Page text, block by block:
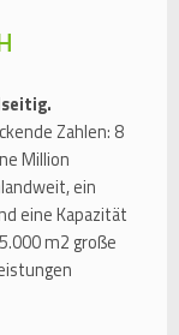
Zahlen: 8
Million
ein
eine Kapazität
m2 große